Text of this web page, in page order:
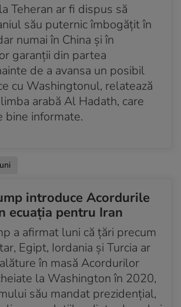
Teheran ar fi dispus să
său puternic îmbogățit în
numai în China și în
garanții din partea
de a avansa un posibil
cu Washingtonul, relatează
arabă Al Hadath, care
bine informate.
introduce Acordurile
ecuația pentru Iran
a afirmat luni că țări precum
Egipt, Iordania și Turcia ar
în masă Acordurilor
la Washington în 2020,
său mandat prezidențial,